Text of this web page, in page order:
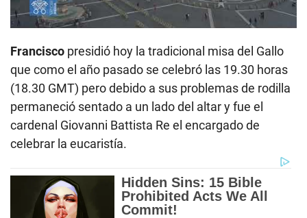
Francisco presidió hoy la tradicional misa del Gallo
que como el año pasado se celebró las 19.30 horas
(18.30 GMT) pero debido a sus problemas de rodilla
permaneció sentado a un lado del altar y fue el
cardenal Giovanni Battista Re el encargado de
celebrar la eucaristía.